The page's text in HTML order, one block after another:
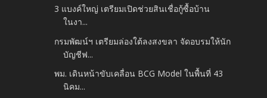
3 แบงค์ใหญ่ เตรียมเปิดช่วยสินเชื่อกู้ซื้อบ้าน
ในงา...
กรมพัฒน์ฯ เตรียมล่องใต้ลงสงขลา จัดอบรมให้นัก
บัญชีฟ...
พม. เดินหน้าขับเคลื่อน BCG Model ในพื้นที่ 43
นิคม...